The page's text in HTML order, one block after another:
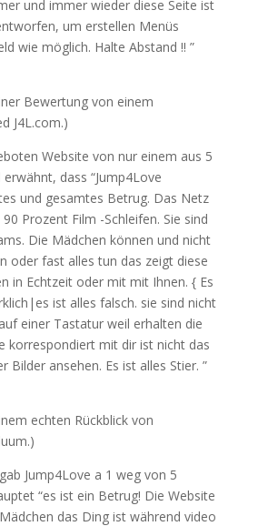
und immer wieder diese Seite ist
um erstellen Menüs
wie möglich. Halte Abstand !! ”
Bewertung von einem
J4L.com.)
Website von nur einem aus 5
dass “Jump4Love
und gesamtes Betrug. Das Netz
Prozent Film -Schleifen. Sie sind
Die Mädchen können und nicht
oder fast alles tun das zeigt diese
in Echtzeit oder mit mit Ihnen. { Es
ist alles falsch. sie sind nicht
einer Tastatur weil erhalten die
korrespondiert mit dir ist nicht das
Bilder ansehen. Es ist alles Stier. ”
echten Rückblick von
Jump4Love a 1 weg von 5
“es ist ein Betrug! Die Website
das Ding ist während video